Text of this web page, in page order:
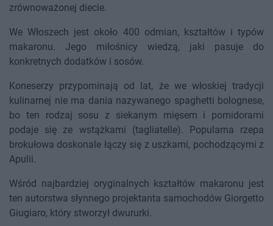
zrównoważonej diecie.
We Włoszech jest około 400 odmian, kształtów i typów
makaronu. Jego miłośnicy wiedzą, jaki pasuje do
konkretnych dodatków i sosów.
Koneserzy przypominają od lat, że we włoskiej tradycji
kulinarnej nie ma dania nazywanego spaghetti bolognese,
bo ten rodzaj sosu z siekanym mięsem i pomidorami
podaje się ze wstążkami (tagliatelle). Popularna rzepa
brokułowa doskonale łączy się z uszkami, pochodzącymi z
Apulii.
Wśród najbardziej oryginalnych kształtów makaronu jest
ten autorstwa słynnego projektanta samochodów Giorgetto
Giugiaro, który stworzył dwururki.